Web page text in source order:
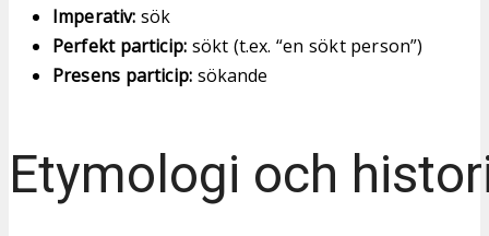
Imperativ: sök
Perfekt particip: sökt (t.ex. “en sökt person”)
Presens particip: sökande
Etymologi och